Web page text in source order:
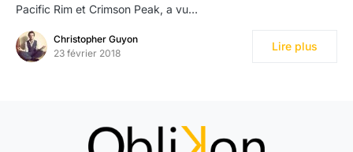
Pacific Rim et Crimson Peak, a vu…
Christopher Guyon
23 février 2018
Lire plus